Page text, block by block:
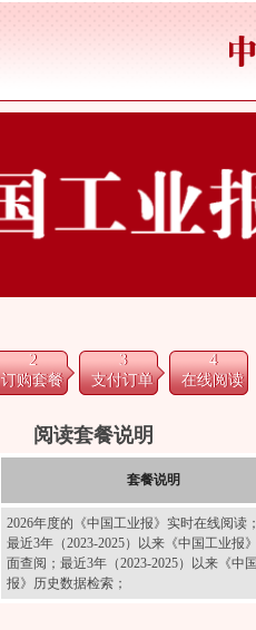
2
订购套餐
3
支付订单
4
在线阅读
阅读套餐说明
套餐说明
2026年度的《中国工业报》实时在线阅读；
最近3年（2023-2025）以来《中国工业报
面查阅；最近3年（2023-2025）以来《中
报》历史数据检索；